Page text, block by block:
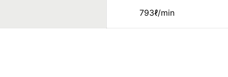
793ℓ/min